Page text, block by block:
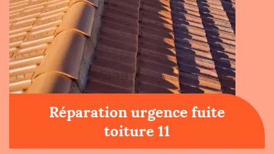
Réparation urgence fuite
toiture 11